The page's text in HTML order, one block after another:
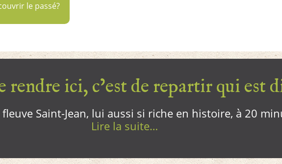
le passé?
rendre ici, c’est de repartir qui est
Saint-Jean, lui aussi si riche en histoire, à 20
Lire la suite…